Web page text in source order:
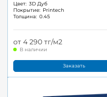
Цвет: 3D Дуб
Покрытие: Printech
Толщина: 0.45
от 4 290 тг/м2
В наличии
Заказать